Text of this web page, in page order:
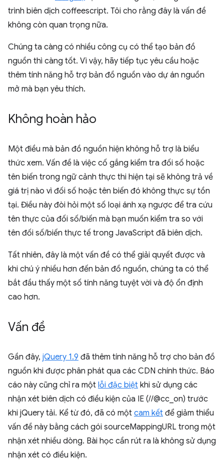
trình biên dịch coffeescript. Tôi cho rằng đây là vấn đề
không còn quan trọng nữa.
Chúng ta càng có nhiều công cụ có thể tạo bản đồ
nguồn thì càng tốt. Vì vậy, hãy tiếp tục yêu cầu hoặc
thêm tính năng hỗ trợ bản đồ nguồn vào dự án nguồn
mở mà bạn yêu thích.
Không hoàn hảo
Một điều mà bản đồ nguồn hiện không hỗ trợ là biểu
thức xem. Vấn đề là việc cố gắng kiểm tra đối số hoặc
tên biến trong ngữ cảnh thực thi hiện tại sẽ không trả về
giá trị nào vì đối số hoặc tên biến đó không thực sự tồn
tại. Điều này đòi hỏi một số loại ánh xạ ngược để tra cứu
tên thực của đối số/biến mà bạn muốn kiểm tra so với
tên đối số/biến thực tế trong JavaScript đã biên dịch.
Tất nhiên, đây là một vấn đề có thể giải quyết được và
khi chú ý nhiều hơn đến bản đồ nguồn, chúng ta có thể
bắt đầu thấy một số tính năng tuyệt vời và độ ổn định
cao hơn.
Vấn đề
Gần đây, jQuery 1.9 đã thêm tính năng hỗ trợ cho bản đồ
nguồn khi được phân phát qua các CDN chính thức. Báo
cáo này cũng chỉ ra một lỗi đặc biệt khi sử dụng các
nhận xét biên dịch có điều kiện của IE (//@cc_on) trước
khi jQuery tải. Kể từ đó, đã có một cam kết để giảm thiểu
vấn đề này bằng cách gói sourceMappingURL trong một
nhận xét nhiều dòng. Bài học cần rút ra là không sử dụng
nhận xét có điều kiện.